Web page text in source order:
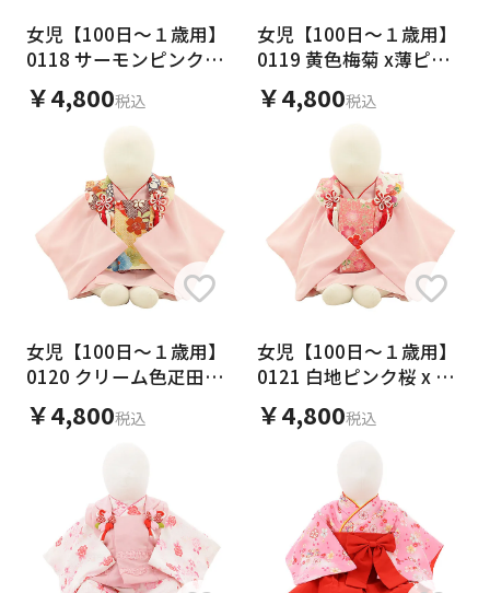
女児【100日～１歳用】
0118 サーモンピンク古
典花×薄ピンク/セパレ
ート
￥4,800税込
女児【100日～１歳用】
0119 黄色梅菊 x薄ピン
ク/セパレート
￥4,800税込
女児【100日～１歳用】
0120 クリーム色疋田柄
菊桜 x薄ピンク/セパレ
ート
￥4,800税込
女児【100日～１歳用】
0121 白地ピンク桜 x 薄
ピンク/セパレート
￥4,800税込